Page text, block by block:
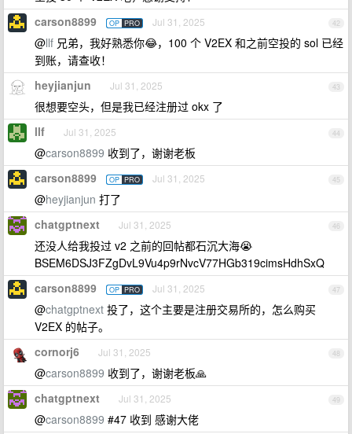
42
carson8899 OP PRO Jul 31, 2025
@llf 兄弟，我好熟悉你😂，100 个 V2EX 和之前空投的 sol 已经
到账，请查收！
43
heyjianjun Jul 31, 2025
很想要空头，但是我已经注册过 okx 了
44
llf Jul 31, 2025
@carson8899 收到了，谢谢老板
45
carson8899 OP PRO Jul 31, 2025
@heyjianjun 打了
46
chatgptnext Jul 31, 2025
还没人给我投过 v2 之前的回帖都石沉大海😭
BSEM6DSJ3FZgDvL9Vu4p9rNvcV77HGb319cimsHdhSxQ
47
carson8899 OP PRO Jul 31, 2025
@chatgptnext 投了，这个主要是注册交易所的，怎么购买
V2EX 的帖子。
48
cornorj6 Jul 31, 2025
@carson8899 收到了，谢谢老板🙏
49
chatgptnext Jul 31, 2025
@carson8899 #47 收到 感谢大佬